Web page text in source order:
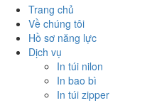
Trang chủ
Về chúng tôi
Hồ sơ năng lực
Dịch vụ
In túi nilon
In bao bì
In túi zipper